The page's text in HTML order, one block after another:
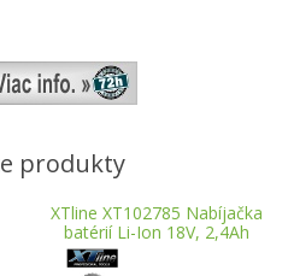
produkty
XTline XT102785 Nabíjačka
batérií Li-Ion 18V, 2,4Ah